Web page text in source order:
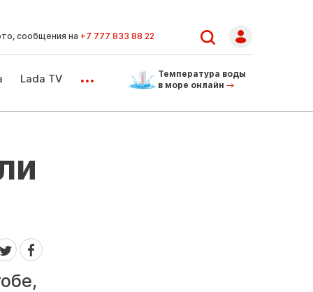
сообщения на +7 777 833 88 22
Lada TV ...
Температура воды
в море онлайн